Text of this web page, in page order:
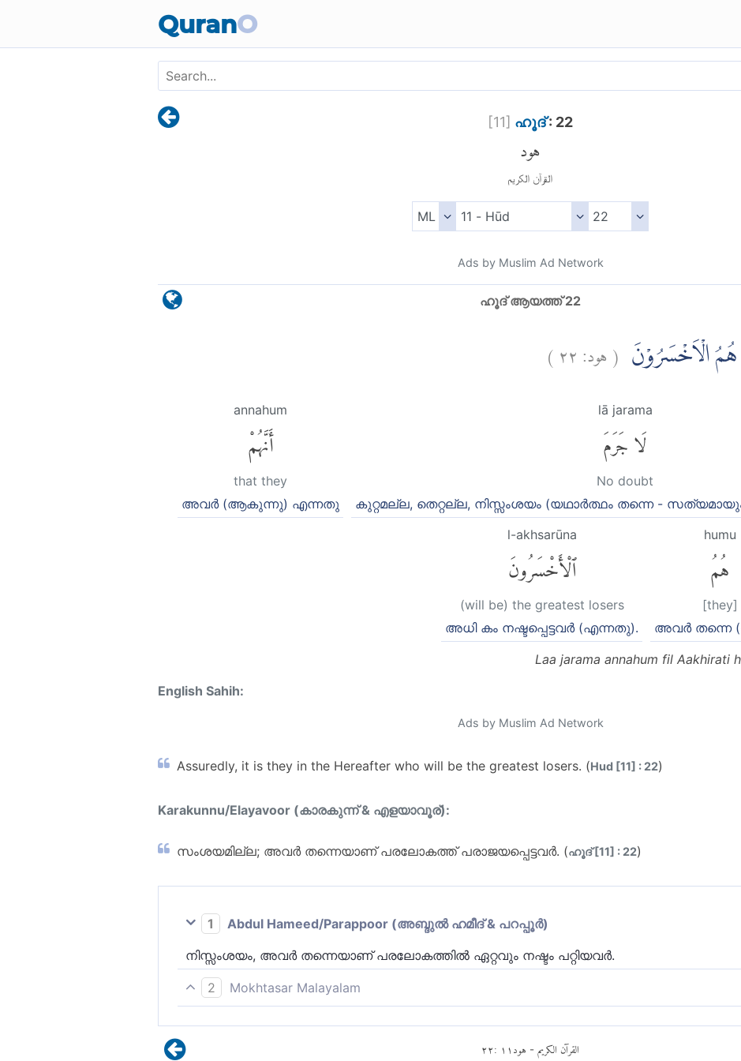
QuranO
[11] ഹൂദ്: 22
هود
القرآن الكريم
Ads by Muslim Ad Network
ഹൂദ് ആയത്ത് 22
هُمُ الْاَخْسَرُوْنَ (هود:٢٢)
lā jarama
لَا جَرَمَ
No doubt
കുറ്റമല്ല, തെറ്റല്ല, നിസ്സംശയം (യഥാര്‍ത്ഥം തന്നെ -
annahum
أَنَّهُمْ
that they
അവര്‍ (ആകുന്നു) എന്നതു
humu
هُمُ
[they]
അവര്‍ തന്നെ
l-akhsarūna
ٱلْأَخْسَرُونَ
(will be) the greatest losers
അധി കം നഷ്ടപ്പെട്ടവര്‍ (എന്നതു).
Laa jarama annahum fil Aakhirati
English Sahih:
Ads by Muslim Ad Network
Assuredly, it is they in the Hereafter who will be the greatest losers. (Hud [11] : 22)
Karakunnu/Elayavoor (കാരകുന്ന് & എളയാവൂര്):
സംശയമില്ല; അവര്‍ തന്നെയാണ് പരലോകത്ത് പരാജയപ്പെട്ടവര്‍. (ഹൂദ് [11] : 22)
1
Abdul Hameed/Parappoor (അബ്ദുല്‍ ഹമീദ് & പറപ്പൂര്‍)
നിസ്സംശയം, അവര്‍ തന്നെയാണ് പരലോകത്തില്‍ ഏറ്റവും നഷ്ടം പറ്റിയവര്‍.
2
Mokhtasar Malayalam
القرآن الكريم - هود١١ :٢٢